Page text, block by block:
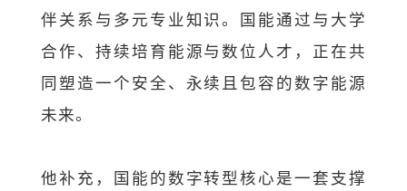
伴关系与多元专业知识。国能通过与大学
合作、持续培育能源与数位人才，正在共
同塑造一个安全、永续且包容的数字能源
未来。
他补充，国能的数字转型核心是一套支撑